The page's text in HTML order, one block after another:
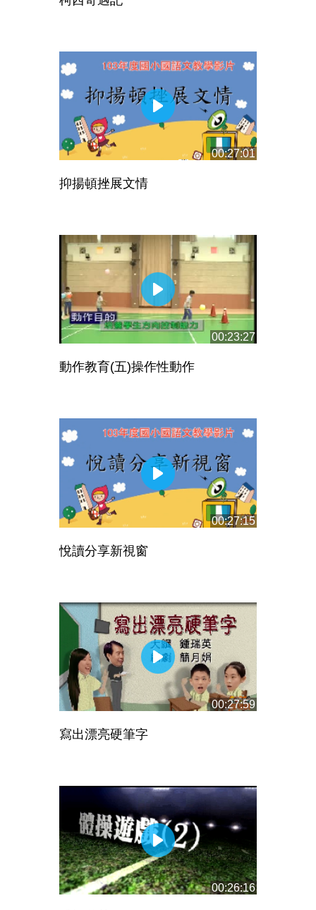
00:27:01
抑揚頓挫展文情
00:23:27
動作教育(五)操作性動作
00:27:15
悅讀分享新視窗
00:27:59
寫出漂亮硬筆字
00:26:16